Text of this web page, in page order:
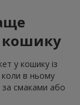
кошику
у кошику із
коли в ньому
за смаками або